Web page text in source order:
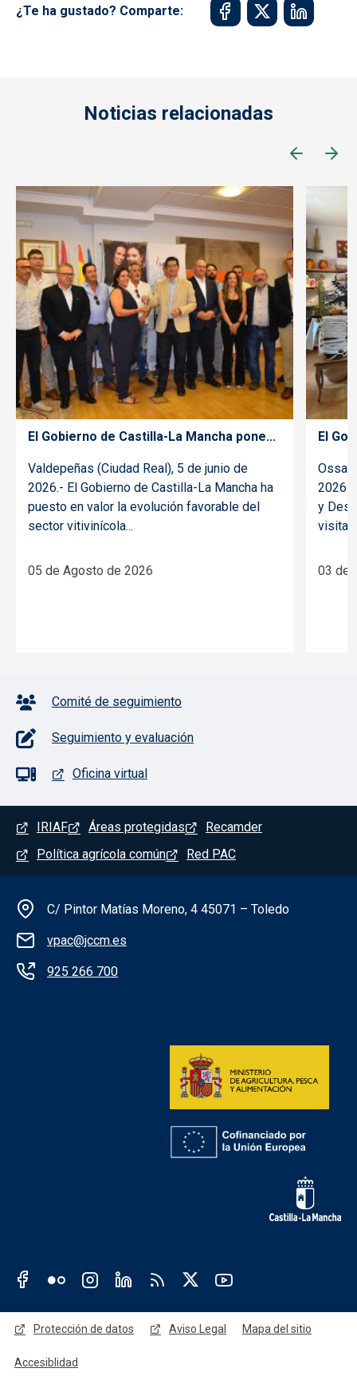
¿Te ha gustado? Comparte:
Noticias relacionadas
El Gobierno de Castilla-La Mancha pone...
Valdepeñas (Ciudad Real), 5 de junio de
2026.- El Gobierno de Castilla-La Mancha ha
puesto en valor la evolución favorable del
sector vitivinícola...
05 de Agosto de 2026
El
Ossa
2026.-
y
03 de
Pie de página con iconos
Comité de seguimiento
Seguimiento y evaluación
Oficina virtual
Menú del pie
IRIAF Áreas protegidas
Recamder
Política agrícola común
Red PAC
Información de la institución
C/ Pintor Matías Moreno, 4 45071 – Toledo
vpac@jccm.es
925 266 700
Redes sociales JCCM
Menú legal
Protección de datos Aviso Legal Mapa del sitio
Accesiblidad